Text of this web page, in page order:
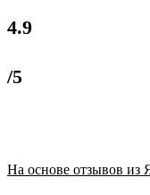
4.9
/5
На основе отзывов из